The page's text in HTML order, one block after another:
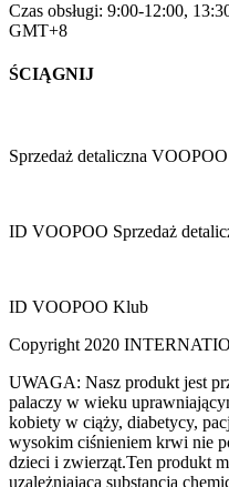
Czas obsługi: 9:00-12:00,
GMT+8
ŚCIĄGNIJ
Sprzedaż detaliczna
ID VOOPOO Sprzedaż
ID VOOPOO Klub
Copyright 2020
UWAGA: Nasz produkt jest
palaczy w wieku
kobiety w ciąży, diabetycy,
wysokim ciśnieniem krwi nie
dzieci i zwierząt.Ten produkt
uzależniającą substancją